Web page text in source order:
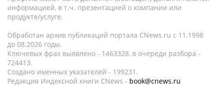
информацией, в т.ч. презентацией о компании или
продукте/услуге.
Обработан архив публикаций портала CNews.ru c 11.1998
до 08.2026 годы.
Ключевых фраз выявлено - 1463328, в очереди разбора -
724413.
Создано именных указателей - 199231.
Редакция Индексной книги CNews - book@cnews.ru